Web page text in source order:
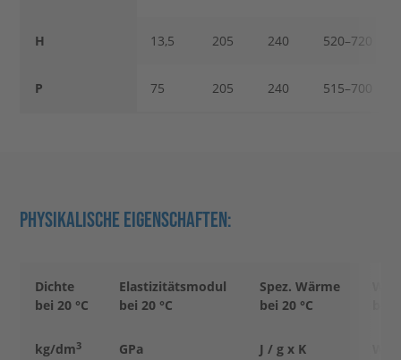
H 13,5 205 240 520–720
P 75 205 240 515–700
PHYSIKALISCHE EIGENSCHAFTEN:
Dichte
bei 20 °C
Elastizitätsmodul
bei 20 °C
Spez. Wärme
bei 20 °C
kg/dm3 GPa J / g x K